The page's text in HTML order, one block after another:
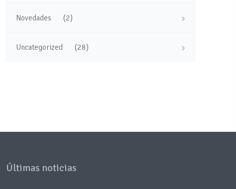
Novedades (2)
Uncategorized (28)
Últimas noticias